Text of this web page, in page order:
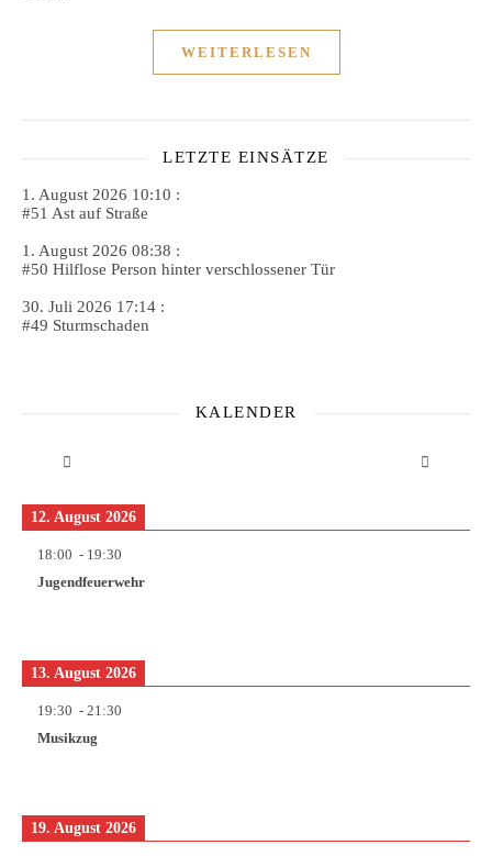
WEITERLESEN
LETZTE EINSÄTZE
1. August 2026 10:10 :
#51 Ast auf Straße
1. August 2026 08:38 :
#50 Hilflose Person hinter verschlossener Tür
30. Juli 2026 17:14 :
#49 Sturmschaden
KALENDER
12. August 2026
18:00 - 19:30
Jugendfeuerwehr
13. August 2026
19:30 - 21:30
Musikzug
19. August 2026